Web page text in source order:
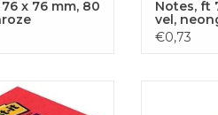
x 76 mm, 80
Notes, ft
vel,
€0,73
Sticky notes, 90
(tropical pink)